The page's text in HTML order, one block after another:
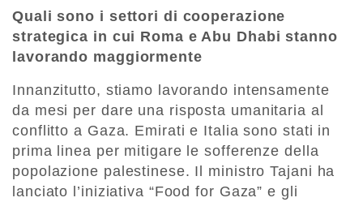
Quali sono i settori di cooperazione
strategica in cui Roma e Abu Dhabi stanno
lavorando maggiormente
Innanzitutto, stiamo lavorando intensamente
da mesi per dare una risposta umanitaria al
conflitto a Gaza. Emirati e Italia sono stati in
prima linea per mitigare le sofferenze della
popolazione palestinese. Il ministro Tajani ha
lanciato l’iniziativa “Food for Gaza” e gli